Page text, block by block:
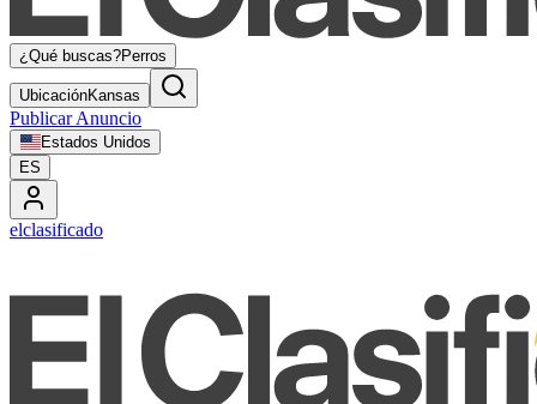
¿Qué buscas?Perros
UbicaciónKansas
Publicar Anuncio
Estados Unidos
ES
elclasificado